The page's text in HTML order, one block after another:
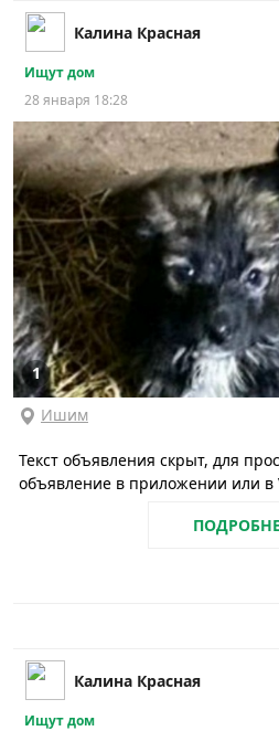
Калина Красная
Ищут дом
28 января 18:28
1
Ишим
Текст объявления скрыт, для
объявление в приложении или в
Калина Красная
Ищут дом